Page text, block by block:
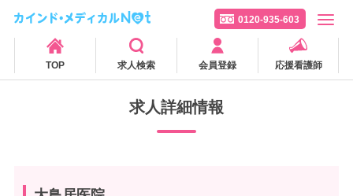
0120-935-603
TOP 求人検索 会員登録 応援看護師
求人詳細情報